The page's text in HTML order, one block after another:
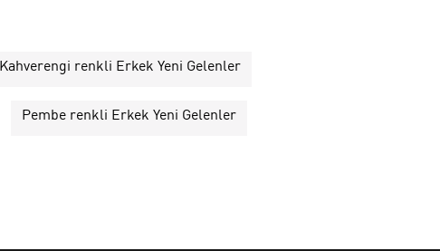
Kahverengi renkli Erkek Yeni Gelenler
Pembe renkli Erkek Yeni Gelenler